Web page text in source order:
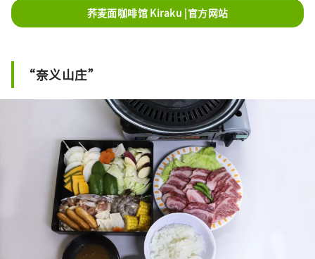
荞麦面咖啡馆 Kiraku |官方网站
“奈义山庄”